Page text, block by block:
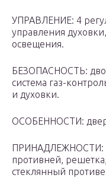
УПРАВЛЕНИЕ: 4
управления
освещения.
БЕЗОПАСНОСТЬ:
система газ-
и духовки.
ОСОБЕННОСТИ:
ПРИНАДЛЕЖНОСТИ:
противней,
стеклянный